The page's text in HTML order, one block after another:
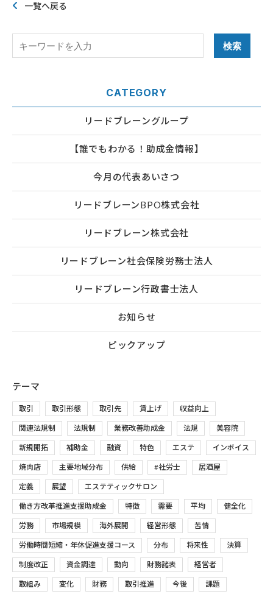
一覧へ戻る
CATEGORY
リードブレーングループ
【誰でもわかる！助成金情報】
今月の代表あいさつ
リードブレーンBPO株式会社
リードブレーン株式会社
リードブレーン社会保険労務士法人
リードブレーン行政書士法人
お知らせ
ピックアップ
テーマ
取引 取引形態 取引先 賃上げ 収益向上
関連法規制 法規制 業務改善助成金 法規 美容院
新規開拓 補助金 融資 特色 エステ インボイス
焼肉店 主要地域分布 供給 #社労士 居酒屋
定義 展望 エステティックサロン
働き方改革推進支援助成金 特徴 需要 平均 健全化
労務 市場規模 海外展開 経営形態 苦情
労働時間短縮・年休促進支援コース 分布 将来性 決算
制度改正 資金調達 動向 財務諸表 経営者
取組み 変化 財務 取引推進 今後 課題